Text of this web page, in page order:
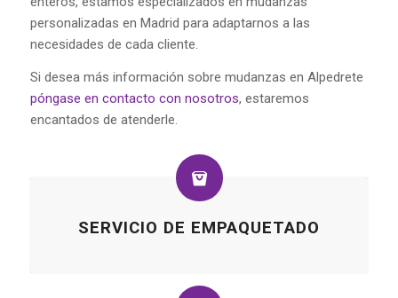
personalizadas en Madrid para adaptarnos a las
necesidades de cada cliente.
Si desea más información sobre mudanzas en Alpedrete
póngase en contacto con nosotros, estaremos
encantados de atenderle.
SERVICIO DE EMPAQUETADO